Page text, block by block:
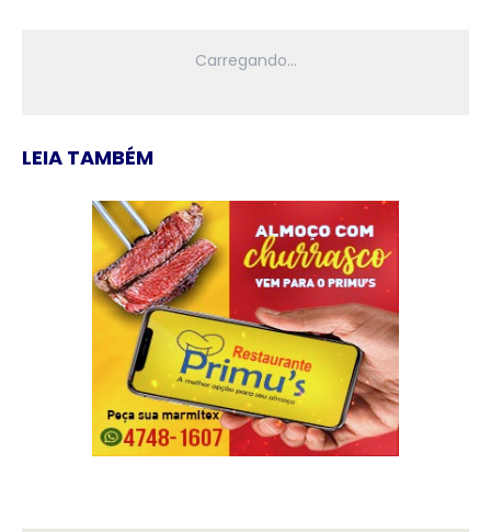
LEIA TAMBÉM